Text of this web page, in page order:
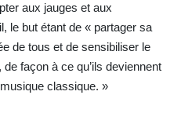
aux jauges et aux
le but étant de « partager sa
de tous et de sensibiliser le
façon à ce qu’ils deviennent
classique. »